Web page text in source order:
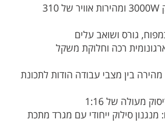
עוצמה אדירה: הספק 3000W ומהירות אוויר של 310
גורס ושואב עלים
רכה וחלוקת משקל
בין מצבי עבודה הודות לתכונת
מעולה של 1:16
מנגנון סילוק ייחודי עם מגרד מתכת